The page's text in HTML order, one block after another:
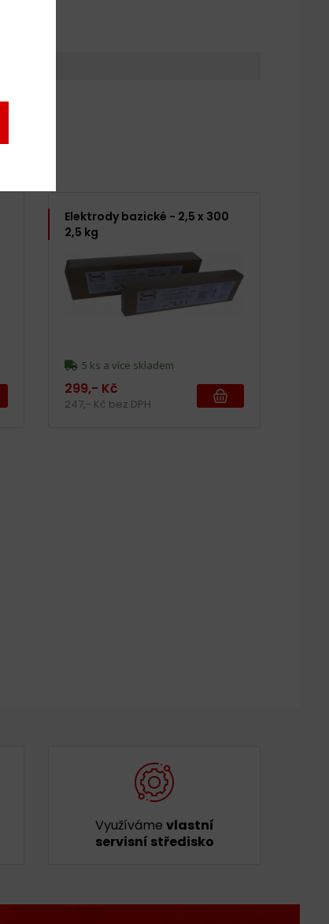
Elektrody bazické - 2,5 x 300
2,5 kg
5 ks a více skladem
299,- Kč
247,- Kč bez DPH
Využíváme vlastní
servisní středisko